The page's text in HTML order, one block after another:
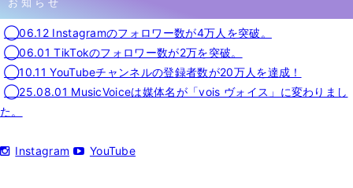
◯06.12 Instagramのフォロワー数が4万人を突破。
◯06.01 TikTokのフォロワー数が2万を突破。
◯10.11 YouTubeチャンネルの登録者数が20万人を達成！
◯25.08.01 MusicVoiceは媒体名が「vois ヴォイス」に変わりまし
た。
Instagram YouTube